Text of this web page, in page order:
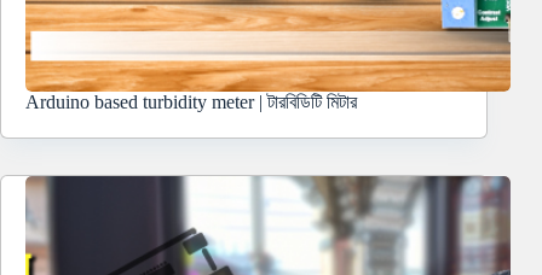
Arduino based turbidity meter | টারবিডিটি মিটার